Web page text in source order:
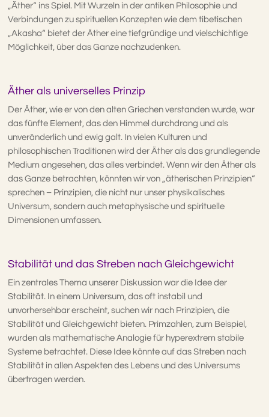
„Äther“ ins Spiel. Mit Wurzeln in der antiken Philosophie und
Verbindungen zu spirituellen Konzepten wie dem tibetischen
„Akasha“ bietet der Äther eine tiefgründige und vielschichtige
Möglichkeit, über das Ganze nachzudenken.
Äther als universelles Prinzip
Der Äther, wie er von den alten Griechen verstanden wurde, war
das fünfte Element, das den Himmel durchdrang und als
unveränderlich und ewig galt. In vielen Kulturen und
philosophischen Traditionen wird der Äther als das grundlegende
Medium angesehen, das alles verbindet. Wenn wir den Äther als
das Ganze betrachten, könnten wir von „ätherischen Prinzipien“
sprechen – Prinzipien, die nicht nur unser physikalisches
Universum, sondern auch metaphysische und spirituelle
Dimensionen umfassen.
Stabilität und das Streben nach Gleichgewicht
Ein zentrales Thema unserer Diskussion war die Idee der
Stabilität. In einem Universum, das oft instabil und
unvorhersehbar erscheint, suchen wir nach Prinzipien, die
Stabilität und Gleichgewicht bieten. Primzahlen, zum Beispiel,
wurden als mathematische Analogie für hyperextrem stabile
Systeme betrachtet. Diese Idee könnte auf das Streben nach
Stabilität in allen Aspekten des Lebens und des Universums
übertragen werden.